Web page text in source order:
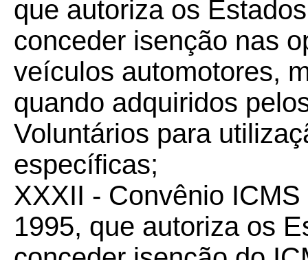
que autoriza os
conceder isenção nas
veículos automotores,
quando adquiridos
Voluntários para
específicas;
XXXII - Convênio ICMS
1995, que autoriza os